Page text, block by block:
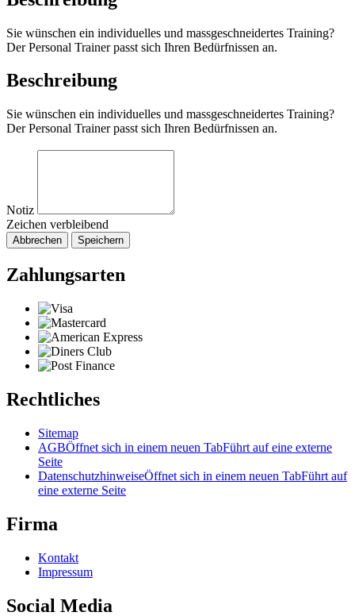
Sie wünschen ein individuelles und massgeschneidertes Training?
Der Personal Trainer passt sich Ihren Bedürfnissen an.
Beschreibung
Sie wünschen ein individuelles und massgeschneidertes Training?
Der Personal Trainer passt sich Ihren Bedürfnissen an.
Notiz
Zeichen verbleibend
Abbrechen Speichern
Zahlungsarten
Rechtliches
Sitemap
AGBÖffnet sich in einem neuen TabFührt auf eine externe
Seite
DatenschutzhinweiseÖffnet sich in einem neuen TabFührt auf
eine externe Seite
Firma
Kontakt
Impressum
Social Media